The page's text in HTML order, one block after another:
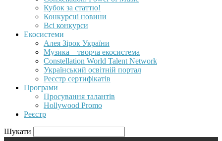
Кубок за статтю!
Конкурсні новини
Всі конкурси
Екосистеми
Алея Зірок України
Музика – творча екосистема
Constellation World Talent Network
Український освітній портал
Реєстр сертифікатів
Програми
Просування талантів
Hollywood Promo
Реєстр
Шукати